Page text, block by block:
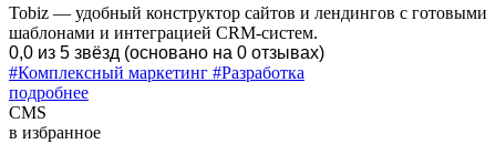
Tobiz — удобный конструктор сайтов и лендингов с готовыми
шаблонами и интеграцией CRM-систем.
0,0 из 5 звёзд (основано на 0 отзывах)
#Комплексный маркетинг #Разработка
подробнее
CMS
в избранное